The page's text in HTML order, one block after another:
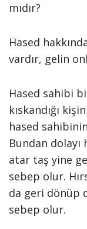
mıdır?
Hased
vardır, gelin
Hased sahibi
kıskandığı
hased
Bundan
atar taş yine
sebep olur.
da geri dönüp
sebep olur.